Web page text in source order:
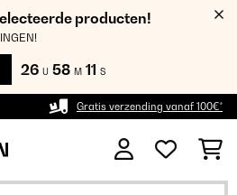
producten!
26 U 58 M 11 S
Gratis verzending vanaf 100€*